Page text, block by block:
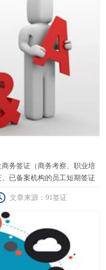
务签证（商务考察、职业培
已备案机构的员工短期签证
文章来源：91签证